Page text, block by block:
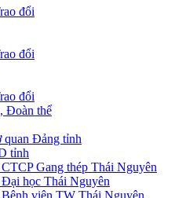
đổi
đổi
đổi
Đoàn thể
quan Đảng tỉnh
tỉnh
Gang thép Thái Nguyên
học Thái Nguyên
viện TW Thái Nguyên